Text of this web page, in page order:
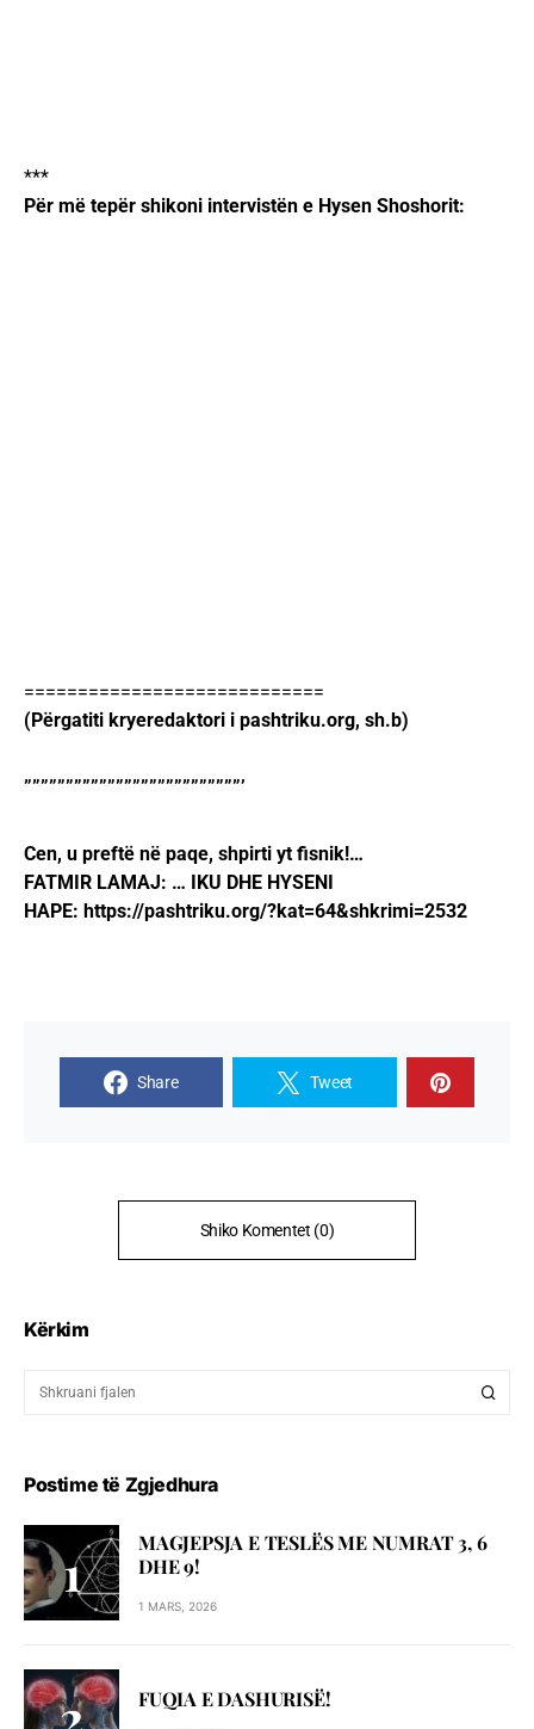
***
Për më tepër shikoni intervistën e Hysen Shoshorit:
============================
(Përgatiti kryeredaktori i pashtriku.org, sh.b)
””””””””””””””””””””””””””’
Cen, u preftë në paqe, shpirti yt fisnik!…
FATMIR LAMAJ: … IKU DHE HYSENI
HAPE: https://pashtriku.org/?kat=64&shkrimi=2532
Share Tweet
Shiko Komentet (0)
Kërkim
Postime të Zgjedhura
MAGJEPSJA E TESLËS ME NUMRAT 3, 6
DHE 9!
1 MARS, 2026
FUQIA E DASHURISË!